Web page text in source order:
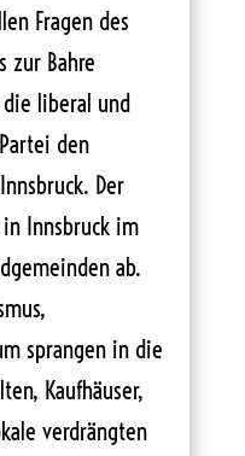
Fragen des
zur Bahre
liberal und
den
Der
in Innsbruck im
ab.
sprangen in die
Kaufhäuser,
verdrängten